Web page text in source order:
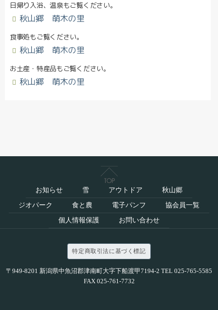
日帰り入浴、温泉もご覧ください。
秋山郷 萌木の里
食事処もご覧ください。
秋山郷 萌木の里
お土産・特産品もご覧ください。
秋山郷 萌木の里
お知らせ 雪 アウトドア 秋山郷
ジオパーク 食と農 電子パンフ 協会員一覧
個人情報保護 お問い合わせ
特定商取引法に基づく標記
〒949-8201 新潟県中魚沼郡津南町大字下船渡甲7194-2 TEL 025-765-5585
FAX 025-761-7732